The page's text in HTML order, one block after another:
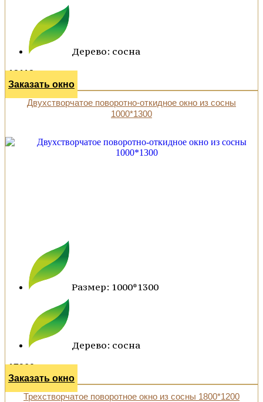
Дерево: сосна
13112 р.
Заказать окно
Двухстворчатое поворотно-откидное окно из сосны
1000*1300
Размер: 1000*1300
Дерево: сосна
17960 р.
Заказать окно
Трехстворчатое поворотное окно из сосны 1800*1200